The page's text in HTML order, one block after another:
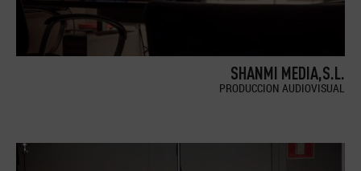
SHANMI MEDIA,S.L.
PRODUCCION AUDIOVISUAL